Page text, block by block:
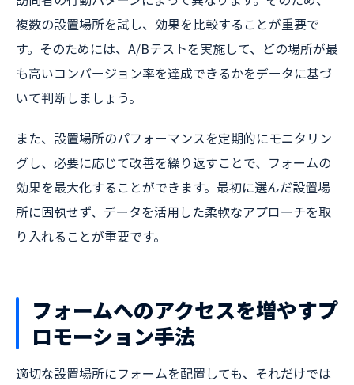
複数の設置場所を試し、効果を比較することが重要で
す。そのためには、A/Bテストを実施して、どの場所が最
も高いコンバージョン率を達成できるかをデータに基づ
いて判断しましょう。
また、設置場所のパフォーマンスを定期的にモニタリン
グし、必要に応じて改善を繰り返すことで、フォームの
効果を最大化することができます。最初に選んだ設置場
所に固執せず、データを活用した柔軟なアプローチを取
り入れることが重要です。
フォームへのアクセスを増やすプ
ロモーション手法
適切な設置場所にフォームを配置しても、それだけでは